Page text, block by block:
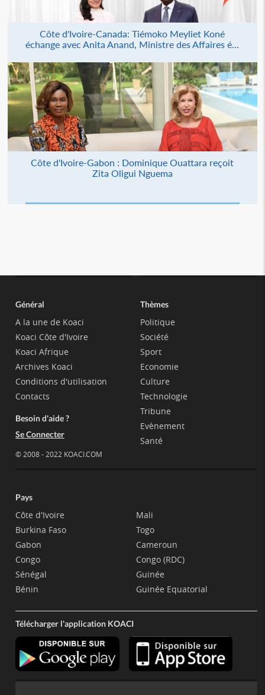
Côte d'Ivoire-Canada: Tiémoko Meyliet Koné
échange avec Anita Anand, Ministre des Affaires é...
Côte d'Ivoire-Gabon : Dominique Ouattara reçoit
Zita Oligui Nguema
Général
A la une de Koaci
Koaci Côte d'Ivoire
Koaci Afrique
Archives Koaci
Conditions d'utilisation
Contacts
Besoin d'aide ?
Se Connecter
© 2008 - 2022 KOACI.COM
Thèmes
Politique
Société
Sport
Economie
Culture
Technologie
Tribune
Evènement
Santé
Pays
Côte d'Ivoire
Burkina Faso
Gabon
Congo
Sénégal
Bénin
Mali
Togo
Cameroun
Congo (RDC)
Guinée
Guinée Equatorial
Télécharger l'application KOACI